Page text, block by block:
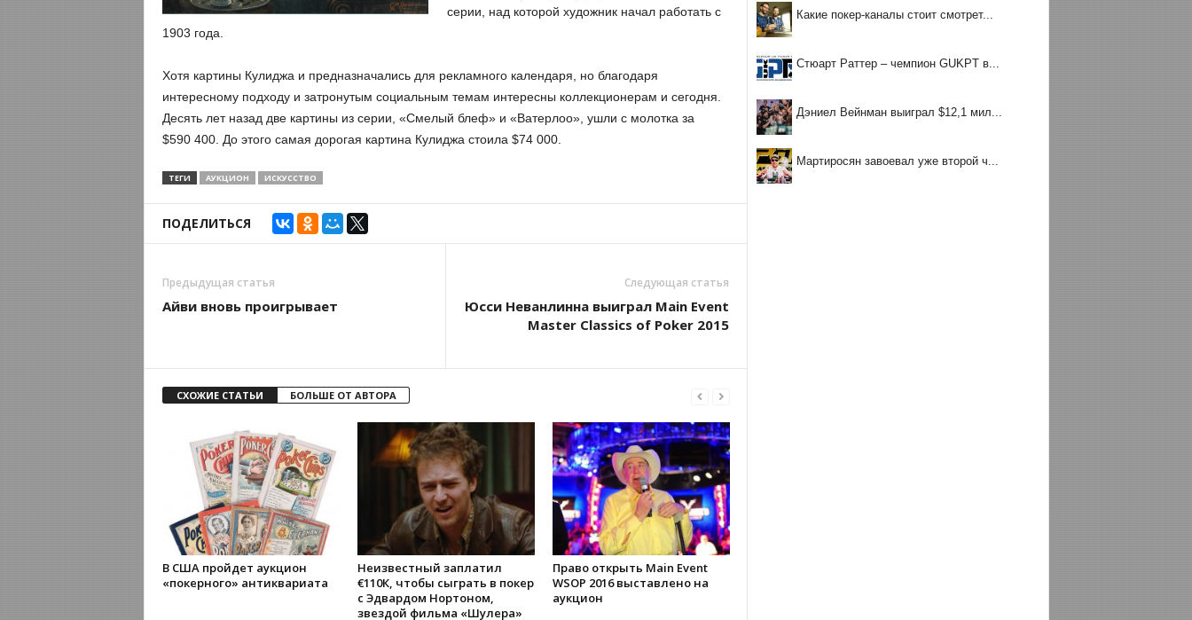
серии, над которой художник начал работать с
1903 года.
Хотя картины Кулиджа и предназначались для рекламного календаря, но благодаря
интересному подходу и затронутым социальным темам интересны коллекционерам и сегодня.
Десять лет назад две картины из серии, «Смелый блеф» и «Ватерлоо», ушли с молотка за
$590 400. До этого самая дорогая картина Кулиджа стоила $74 000.
ТЕГИ АУКЦИОН ИСКУССТВО
ПОДЕЛИТЬСЯ
Предыдущая статья
Айви вновь проигрывает
Следующая статья
Юсси Неванлинна выиграл Main Event
Master Classics of Poker 2015
СХОЖИЕ СТАТЬИ БОЛЬШЕ ОТ АВТОРА
В США пройдет аукцион
«покерного» антиквариата
Неизвестный заплатил
€110К, чтобы сыграть в покер
с Эдвардом Нортоном,
звездой фильма «Шулера»
Право открыть Main Event
WSOP 2016 выставлено на
аукцион
Какие покер-каналы стоит смотрет...
Стюарт Раттер – чемпион GUKPT в...
Дэниел Вейнман выиграл $12,1 мил...
Мартиросян завоевал уже второй ч...